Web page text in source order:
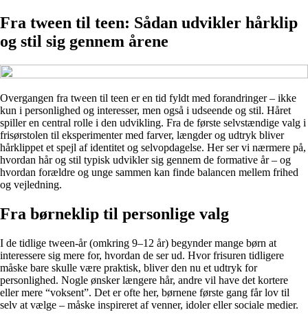
Fra tween til teen: Sådan udvikler hårklip
og stil sig gennem årene
Overgangen fra tween til teen er en tid fyldt med forandringer – ikke
kun i personlighed og interesser, men også i udseende og stil. Håret
spiller en central rolle i den udvikling. Fra de første selvstændige valg i
frisørstolen til eksperimenter med farver, længder og udtryk bliver
hårklippet et spejl af identitet og selvopdagelse. Her ser vi nærmere på,
hvordan hår og stil typisk udvikler sig gennem de formative år – og
hvordan forældre og unge sammen kan finde balancen mellem frihed
og vejledning.
Fra børneklip til personlige valg
I de tidlige tween-år (omkring 9–12 år) begynder mange børn at
interessere sig mere for, hvordan de ser ud. Hvor frisuren tidligere
måske bare skulle være praktisk, bliver den nu et udtryk for
personlighed. Nogle ønsker længere hår, andre vil have det kortere
eller mere “voksent”. Det er ofte her, børnene første gang får lov til
selv at vælge – måske inspireret af venner, idoler eller sociale medier.